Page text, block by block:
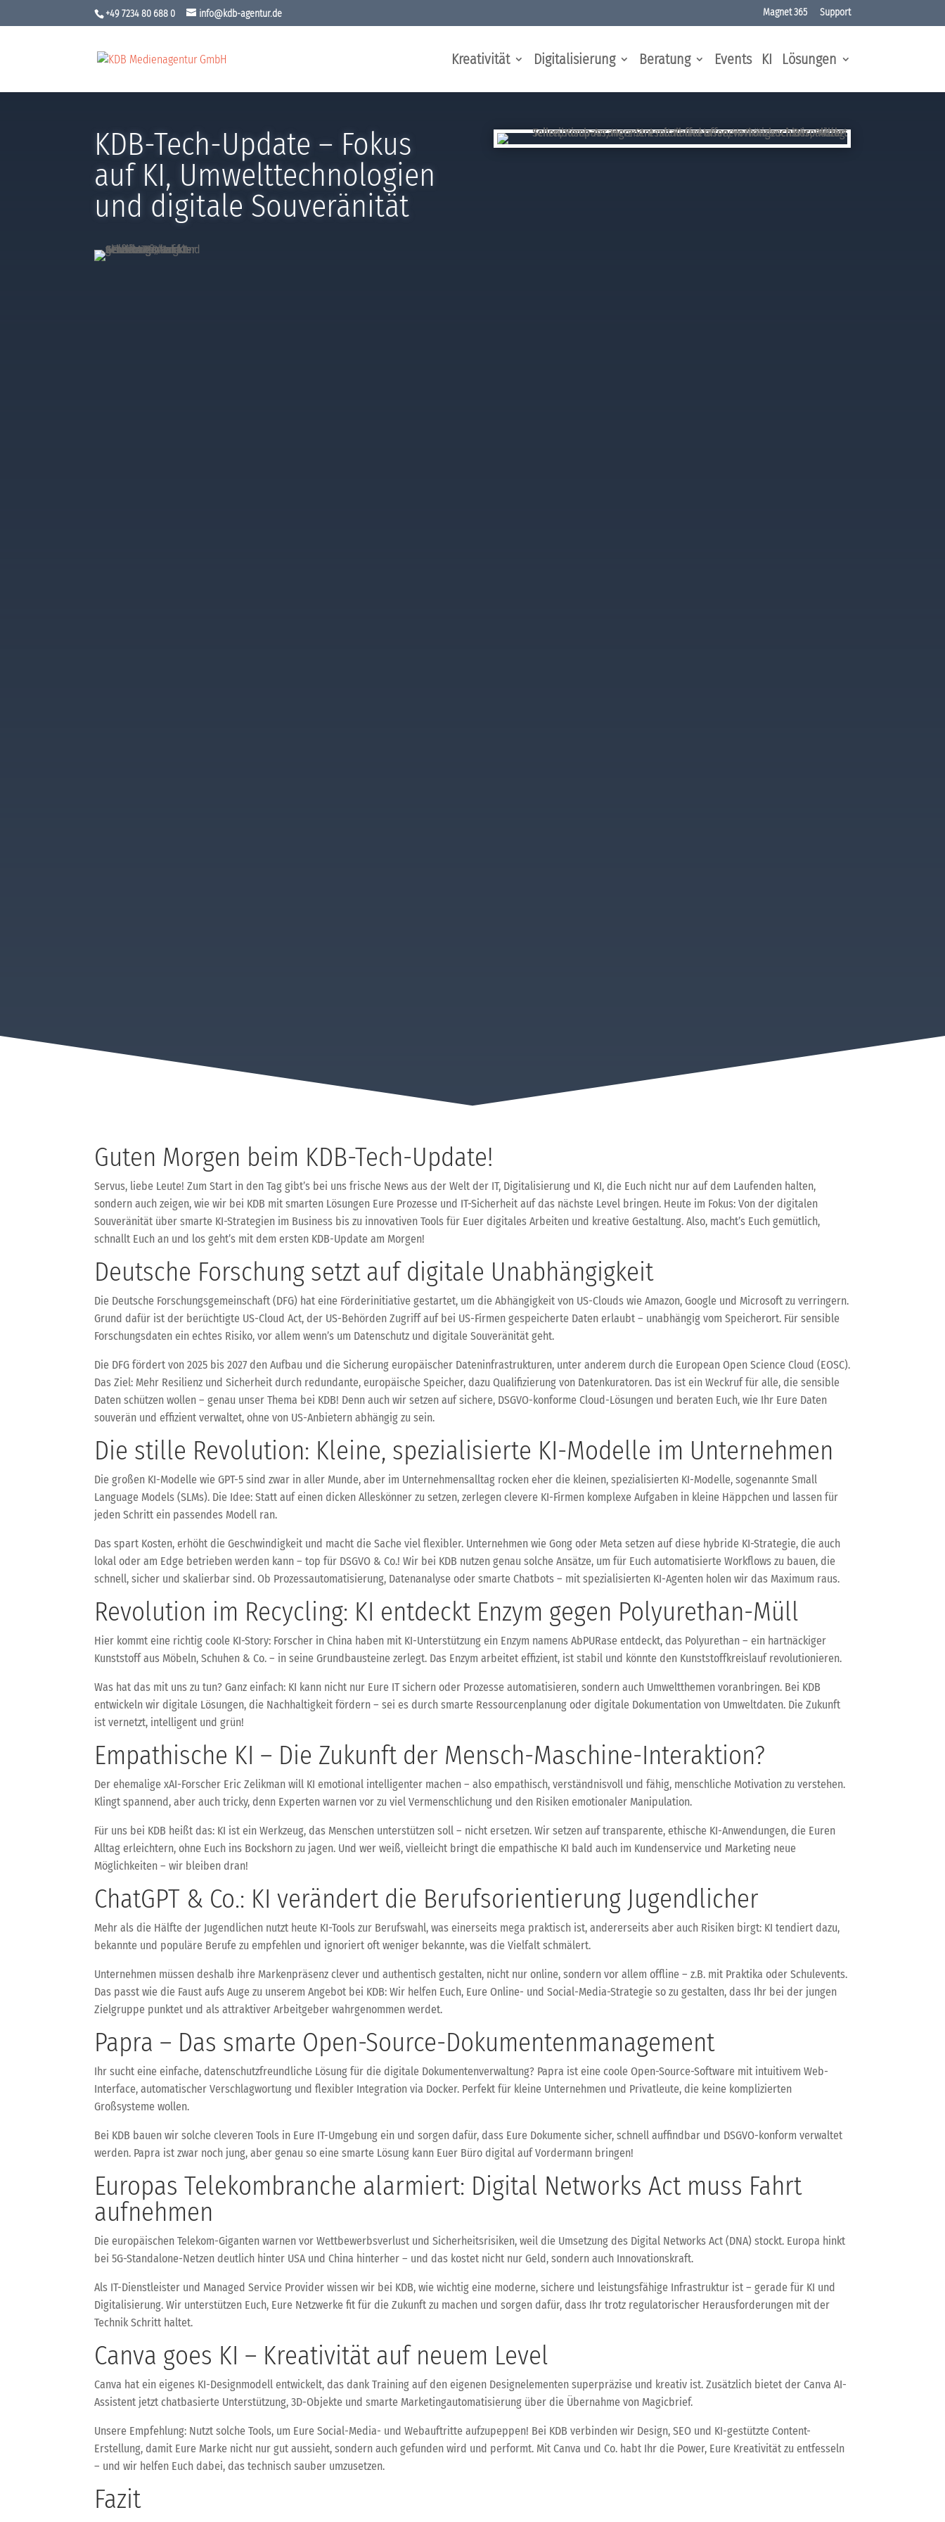
+49 7234 80 688 0 info@kdb-agentur.de Magnet 365 Support
Kreativität Digitalisierung Beratung Events KI Lösungen
KDB-Tech-Update – Fokus
auf KI, Umwelttechnologien
und digitale Souveränität
Guten Morgen beim KDB-Tech-Update!
Servus, liebe Leute! Zum Start in den Tag gibt’s bei uns frische News aus der Welt der IT, Digitalisierung und KI, die Euch nicht nur auf dem Laufenden halten,
sondern auch zeigen, wie wir bei KDB mit smarten Lösungen Eure Prozesse und IT-Sicherheit auf das nächste Level bringen. Heute im Fokus: Von der digitalen
Souveränität über smarte KI-Strategien im Business bis zu innovativen Tools für Euer digitales Arbeiten und kreative Gestaltung. Also, macht’s Euch gemütlich,
schnallt Euch an und los geht’s mit dem ersten KDB-Update am Morgen!
Deutsche Forschung setzt auf digitale Unabhängigkeit
Die Deutsche Forschungsgemeinschaft (DFG) hat eine Förderinitiative gestartet, um die Abhängigkeit von US-Clouds wie Amazon, Google und Microsoft zu verringern.
Grund dafür ist der berüchtigte US-Cloud Act, der US-Behörden Zugriff auf bei US-Firmen gespeicherte Daten erlaubt – unabhängig vom Speicherort. Für sensible
Forschungsdaten ein echtes Risiko, vor allem wenn’s um Datenschutz und digitale Souveränität geht.
Die DFG fördert von 2025 bis 2027 den Aufbau und die Sicherung europäischer Dateninfrastrukturen, unter anderem durch die European Open Science Cloud (EOSC).
Das Ziel: Mehr Resilienz und Sicherheit durch redundante, europäische Speicher, dazu Qualifizierung von Datenkuratoren. Das ist ein Weckruf für alle, die sensible
Daten schützen wollen – genau unser Thema bei KDB! Denn auch wir setzen auf sichere, DSGVO-konforme Cloud-Lösungen und beraten Euch, wie Ihr Eure Daten
souverän und effizient verwaltet, ohne von US-Anbietern abhängig zu sein.
Die stille Revolution: Kleine, spezialisierte KI-Modelle im Unternehmen
Die großen KI-Modelle wie GPT-5 sind zwar in aller Munde, aber im Unternehmensalltag rocken eher die kleinen, spezialisierten KI-Modelle, sogenannte Small
Language Models (SLMs). Die Idee: Statt auf einen dicken Alleskönner zu setzen, zerlegen clevere KI-Firmen komplexe Aufgaben in kleine Häppchen und lassen für
jeden Schritt ein passendes Modell ran.
Das spart Kosten, erhöht die Geschwindigkeit und macht die Sache viel flexibler. Unternehmen wie Gong oder Meta setzen auf diese hybride KI-Strategie, die auch
lokal oder am Edge betrieben werden kann – top für DSGVO & Co.! Wir bei KDB nutzen genau solche Ansätze, um für Euch automatisierte Workflows zu bauen, die
schnell, sicher und skalierbar sind. Ob Prozessautomatisierung, Datenanalyse oder smarte Chatbots – mit spezialisierten KI-Agenten holen wir das Maximum raus.
Revolution im Recycling: KI entdeckt Enzym gegen Polyurethan-Müll
Hier kommt eine richtig coole KI-Story: Forscher in China haben mit KI-Unterstützung ein Enzym namens AbPURase entdeckt, das Polyurethan – ein hartnäckiger
Kunststoff aus Möbeln, Schuhen & Co. – in seine Grundbausteine zerlegt. Das Enzym arbeitet effizient, ist stabil und könnte den Kunststoffkreislauf revolutionieren.
Was hat das mit uns zu tun? Ganz einfach: KI kann nicht nur Eure IT sichern oder Prozesse automatisieren, sondern auch Umweltthemen voranbringen. Bei KDB
entwickeln wir digitale Lösungen, die Nachhaltigkeit fördern – sei es durch smarte Ressourcenplanung oder digitale Dokumentation von Umweltdaten. Die Zukunft
ist vernetzt, intelligent und grün!
Empathische KI – Die Zukunft der Mensch-Maschine-Interaktion?
Der ehemalige xAI-Forscher Eric Zelikman will KI emotional intelligenter machen – also empathisch, verständnisvoll und fähig, menschliche Motivation zu verstehen.
Klingt spannend, aber auch tricky, denn Experten warnen vor zu viel Vermenschlichung und den Risiken emotionaler Manipulation.
Für uns bei KDB heißt das: KI ist ein Werkzeug, das Menschen unterstützen soll – nicht ersetzen. Wir setzen auf transparente, ethische KI-Anwendungen, die Euren
Alltag erleichtern, ohne Euch ins Bockshorn zu jagen. Und wer weiß, vielleicht bringt die empathische KI bald auch im Kundenservice und Marketing neue
Möglichkeiten – wir bleiben dran!
ChatGPT & Co.: KI verändert die Berufsorientierung Jugendlicher
Mehr als die Hälfte der Jugendlichen nutzt heute KI-Tools zur Berufswahl, was einerseits mega praktisch ist, andererseits aber auch Risiken birgt: KI tendiert dazu,
bekannte und populäre Berufe zu empfehlen und ignoriert oft weniger bekannte, was die Vielfalt schmälert.
Unternehmen müssen deshalb ihre Markenpräsenz clever und authentisch gestalten, nicht nur online, sondern vor allem offline – z.B. mit Praktika oder Schulevents.
Das passt wie die Faust aufs Auge zu unserem Angebot bei KDB: Wir helfen Euch, Eure Online- und Social-Media-Strategie so zu gestalten, dass Ihr bei der jungen
Zielgruppe punktet und als attraktiver Arbeitgeber wahrgenommen werdet.
Papra – Das smarte Open-Source-Dokumentenmanagement
Ihr sucht eine einfache, datenschutzfreundliche Lösung für die digitale Dokumentenverwaltung? Papra ist eine coole Open-Source-Software mit intuitivem Web-
Interface, automatischer Verschlagwortung und flexibler Integration via Docker. Perfekt für kleine Unternehmen und Privatleute, die keine komplizierten
Großsysteme wollen.
Bei KDB bauen wir solche cleveren Tools in Eure IT-Umgebung ein und sorgen dafür, dass Eure Dokumente sicher, schnell auffindbar und DSGVO-konform verwaltet
werden. Papra ist zwar noch jung, aber genau so eine smarte Lösung kann Euer Büro digital auf Vordermann bringen!
Europas Telekombranche alarmiert: Digital Networks Act muss Fahrt
aufnehmen
Die europäischen Telekom-Giganten warnen vor Wettbewerbsverlust und Sicherheitsrisiken, weil die Umsetzung des Digital Networks Act (DNA) stockt. Europa hinkt
bei 5G-Standalone-Netzen deutlich hinter USA und China hinterher – und das kostet nicht nur Geld, sondern auch Innovationskraft.
Als IT-Dienstleister und Managed Service Provider wissen wir bei KDB, wie wichtig eine moderne, sichere und leistungsfähige Infrastruktur ist – gerade für KI und
Digitalisierung. Wir unterstützen Euch, Eure Netzwerke fit für die Zukunft zu machen und sorgen dafür, dass Ihr trotz regulatorischer Herausforderungen mit der
Technik Schritt haltet.
Canva goes KI – Kreativität auf neuem Level
Canva hat ein eigenes KI-Designmodell entwickelt, das dank Training auf den eigenen Designelementen superpräzise und kreativ ist. Zusätzlich bietet der Canva AI-
Assistent jetzt chatbasierte Unterstützung, 3D-Objekte und smarte Marketingautomatisierung über die Übernahme von Magicbrief.
Unsere Empfehlung: Nutzt solche Tools, um Eure Social-Media- und Webauftritte aufzupeppen! Bei KDB verbinden wir Design, SEO und KI-gestützte Content-
Erstellung, damit Eure Marke nicht nur gut aussieht, sondern auch gefunden wird und performt. Mit Canva und Co. habt Ihr die Power, Eure Kreativität zu entfesseln
– und wir helfen Euch dabei, das technisch sauber umzusetzen.
Fazit